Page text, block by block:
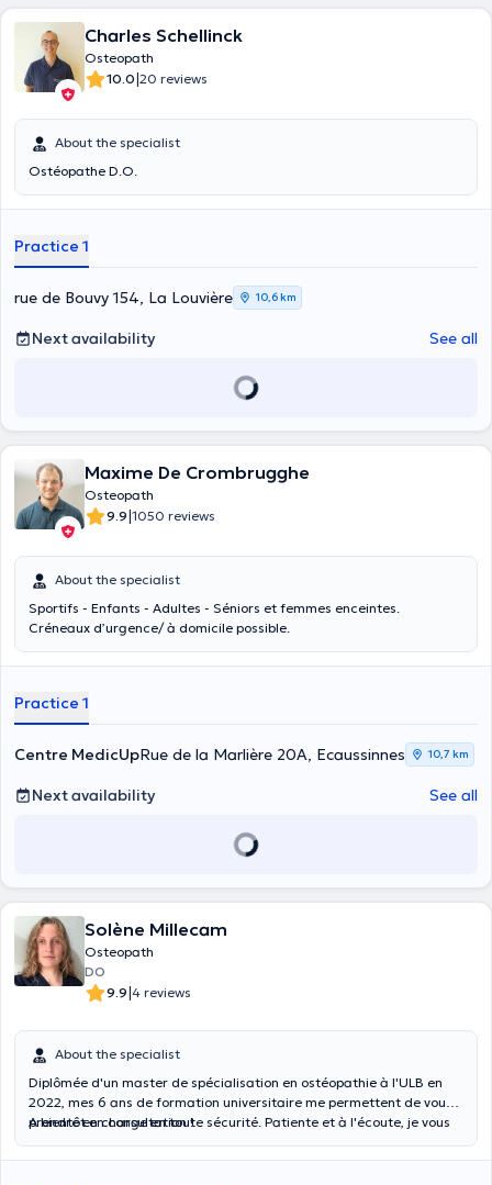
Charles Schellinck
Osteopath
10.0|20 reviews
About the specialist
Ostéopathe D.O.
Practice 1
rue de Bouvy 154, La Louvière 10,6 km
Next availability See all
Maxime De Crombrugghe
Osteopath
9.9|1050 reviews
About the specialist
Sportifs - Enfants - Adultes - Séniors et femmes enceintes.
Créneaux d’urgence/ à domicile possible.
Practice 1
Centre MedicUpRue de la Marlière 20A, Ecaussinnes 10,7 km
Next availability See all
Solène Millecam
Osteopath
DO
9.9|4 reviews
About the specialist
Diplômée d'un master de spécialisation en ostéopathie à l'ULB en
2022, mes 6 ans de formation universitaire me permettent de vous
prendre en charge en toute sécurité. Patiente et à l'écoute, je vous
musculosquelettiques et nerveuses périphériques. Je suis joignable
A bientôt en consultation !